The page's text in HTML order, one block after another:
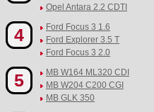
Opel Antara 2.2 CDTI
4
Ford Focus 3 1.6
Ford Explorer 3.5 T
Ford Focus 3 2.0
5
MB W164 ML320 CDI
MB W204 C200 CGI
MB GLK 350